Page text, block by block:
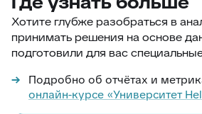
Хотите глубже разобраться в
принимать решения на основе
подготовили для вас
Подробно об отчётах и
онлайн-курсе «Университет